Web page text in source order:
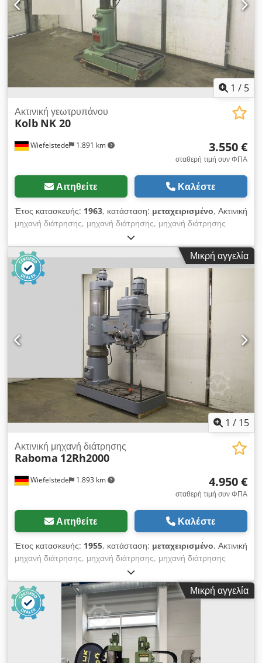
1 / 5
Wiefelstede 1.891 km
Ακτινική γεωτρυπάνου
Kolb NK 20
3.550 €
σταθερή τιμή συν ΦΠΑ
Αιτηθείτε Καλέστε
Έτος κατασκευής: 1963, κατάσταση: μεταχειρισμένο, Ακτινική
μηχανή διάτρησης, μηχανή διάτρησης, μηχανή διάτρησης
βραχίονα, μηχανή διάτρησης γενικής χρήσης, μηχανή άλεσης
-Προβολή: 645 mm -Taper mount: MK3 -Speeds: 95 - 1050
rpm -Cumns: Ø 190 mm -Spindle stroke: 195 mm -
automatic feed: 0,05 / 0,10 / 0,20 mm / rev - Πίνακας
σύσφιξης: 735 x 520 mm - Διαστάσεις: 1350/705 / H2170 mm
- Βάρος: 1100 kg Dsdpjdvnbxefx Ai Uokr
Μικρή αγγελία
1 / 15
Wiefelstede 1.893 km
Ακτινική μηχανή διάτρησης
Raboma 12Rh2000
4.950 €
σταθερή τιμή συν ΦΠΑ
Αιτηθείτε Καλέστε
Έτος κατασκευής: 1955, κατάσταση: μεταχειρισμένο, Ακτινική
μηχανή διάτρησης, μηχανή διάτρησης, μηχανή διάτρησης
ακτίνων -Εκταση: 2055 mm -max. Απόσταση από το τραπέζι
της μηχανής έως την τοποθέτηση της ατράκτου: 1700 mm
-Κατάλληλη τοποθέτηση: MK5 -Ισχύς κινητήρα: 7,5 kW
Dkedpjd Enr Ijfx Ai Uor -ταχύτητες: 11,2-1400 στροφές ανά
λεπτό -Στήλες: Ø 450 mm -διαδρομή ατράκτου: 540 mm
-συσκευή κοπής νήματος -αυτόματη τροφοδοσία: 0,037-2,0
mm/rev -επιφάνεια σύσφιξης: 920 x 1600 mm -διαστάσεις:
2580/1110/H3450 mm -Βάρος: 6465 kg
Μικρή αγγελία